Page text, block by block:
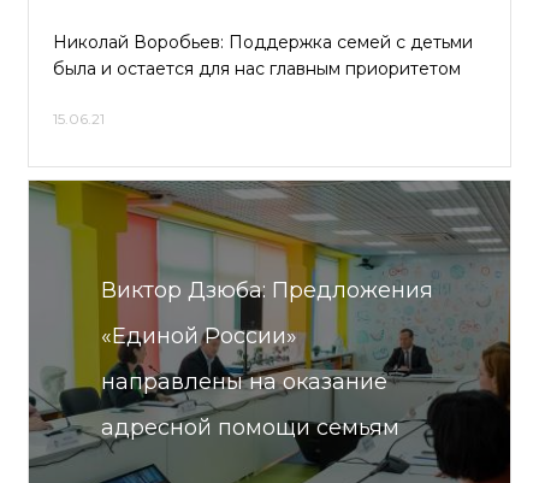
Николай Воробьев: Поддержка семей с детьми
была и остается для нас главным приоритетом
15.06.21
Виктор Дзюба: Предложения
«Единой России»
направлены на оказание
адресной помощи семьям